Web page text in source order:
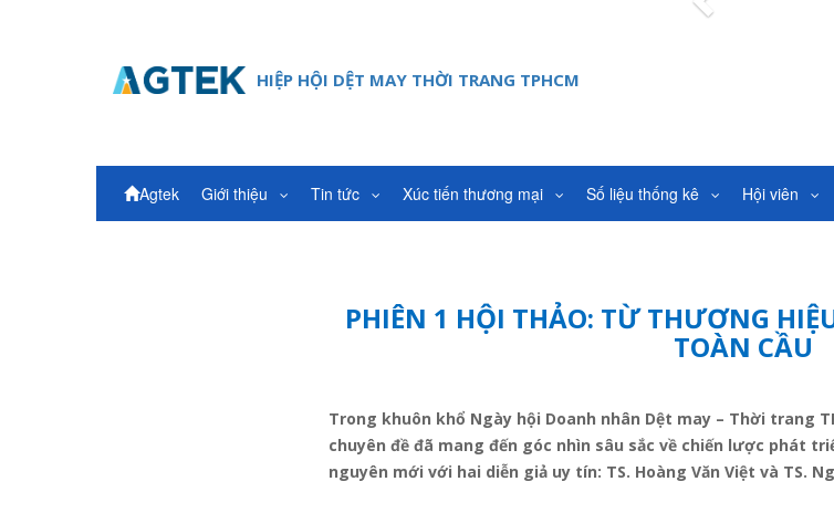
HIỆP HỘI DỆT MAY THỜI TRANG TPHCM
Previous
Agtek Giới thiệu Tin tức Xúc tiến thương mại Số liệu thống kê Hội viên
PHIÊN 1 HỘI THẢO: TỪ THƯƠNG
TOÀN CẦU
Trong khuôn khổ Ngày hội Doanh nhân Dệt may – Thời trang
chuyên đề đã mang đến góc nhìn sâu sắc về chiến lược phát
nguyên mới với hai diễn giả uy tín: TS. Hoàng Văn Việt và TS.